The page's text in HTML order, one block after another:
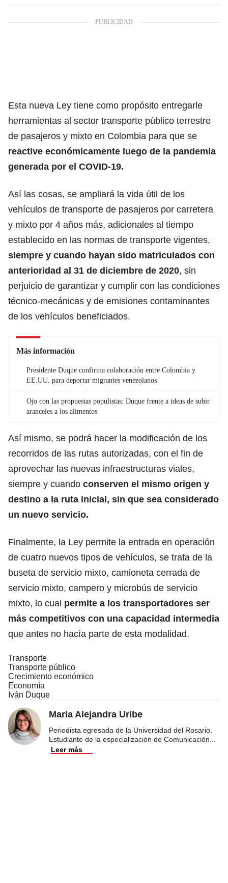
Esta nueva Ley tiene como propósito entregarle
herramientas al sector transporte público terrestre
de pasajeros y mixto en Colombia para que se
reactive económicamente luego de la pandemia
generada por el COVID-19.
Así las cosas, se ampliará la vida útil de los
vehículos de transporte de pasajeros por carretera
y mixto por 4 años más, adicionales al tiempo
establecido en las normas de transporte vigentes,
siempre y cuando hayan sido matriculados con
anterioridad al 31 de diciembre de 2020, sin
perjuicio de garantizar y cumplir con las condiciones
técnico-mecánicas y de emisiones contaminantes
de los vehículos beneficiados.
Más información
Presidente Duque confirma colaboración entre Colombia y
EE.UU. para deportar migrantes venezolanos
Ojo con las propuestas populistas: Duque frente a ideas de subir
aranceles a los alimentos
Así mismo, se podrá hacer la modificación de los
recorridos de las rutas autorizadas, con el fin de
aprovechar las nuevas infraestructuras viales,
siempre y cuando conserven el mismo origen y
destino a la ruta inicial, sin que sea considerado
un nuevo servicio.
Finalmente, la Ley permite la entrada en operación
de cuatro nuevos tipos de vehículos, se trata de la
buseta de servicio mixto, camioneta cerrada de
servicio mixto, campero y microbús de servicio
mixto, lo cual permite a los transportadores ser
más competitivos con una capacidad intermedia
que antes no hacía parte de esta modalidad.
Transporte
Transporte público
Crecimiento económico
Economía
Iván Duque
Maria Alejandra Uribe
Periodista egresada de la Universidad del Rosario.
Estudiante de la especialización de Comunicación
Leer más